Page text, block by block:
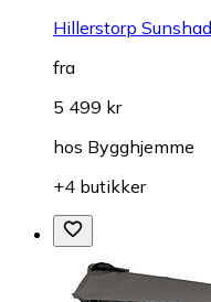
Hillerstorp
fra
5 499 kr
hos Bygghjemme
+4 butikker